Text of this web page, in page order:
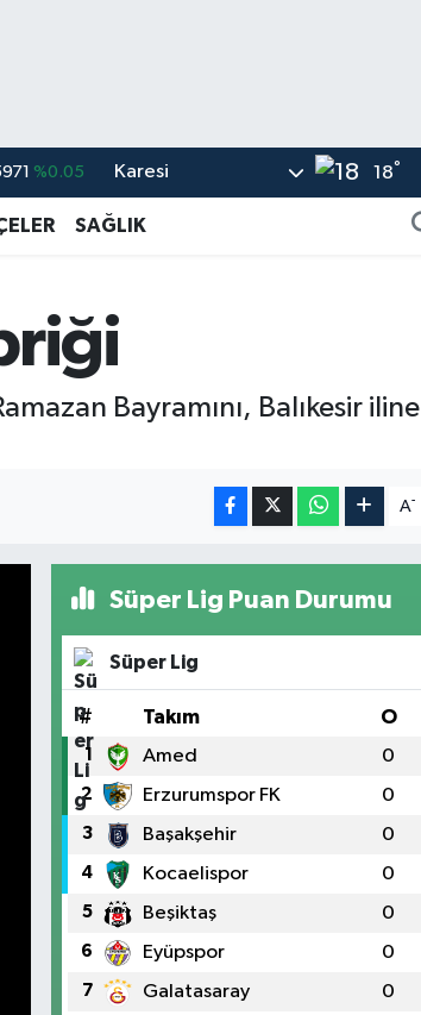
%0.05
%0.18
13.703 %0
Karesi 18°
SAĞLIK
Bayramını, Balıkesir iline
A-
Süper Lig Puan Durumu
Süper Lig
# Takım O
1 Amed 0
2 Erzurumspor FK 0
3 Başakşehir 0
4 Kocaelispor 0
5 Beşiktaş 0
6 Eyüpspor 0
7 Galatasaray 0